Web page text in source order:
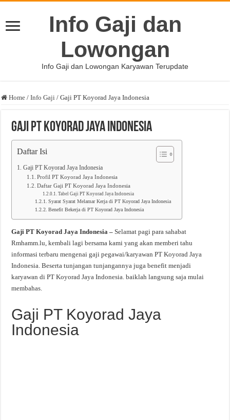
Info Gaji dan
Lowongan
Info Gaji dan Lowongan Karyawan Terupdate
Home / Info Gaji / Gaji PT Koyorad Jaya Indonesia
Gaji PT Koyorad Jaya Indonesia
Daftar Isi
Gaji PT Koyorad Jaya Indonesia
Profil PT Koyorad Jaya Indonesia
Daftar Gaji PT Koyorad Jaya Indonesia
Tabel Gaji PT Koyorad Jaya Indonesia
Syarat Syarat Melamar Kerja di PT Koyorad Jaya Indonesia
Benefit Bekerja di PT Koyorad Jaya Indonesia
Gaji PT Koyorad Jaya Indonesia –Selamat pagi para sahabat
Rmhamm.lu, kembali lagi bersama kami yang akan memberi tahu
informasi terbaru mengenai gaji pegawai/karyawan PT Koyorad Jaya
Indonesia. Beserta tunjangan tunjangannya juga benefit menjadi
karyawan di PT Koyorad Jaya Indonesia. baiklah langsung saja mulai
membahas.
Gaji PT Koyorad Jaya
Indonesia